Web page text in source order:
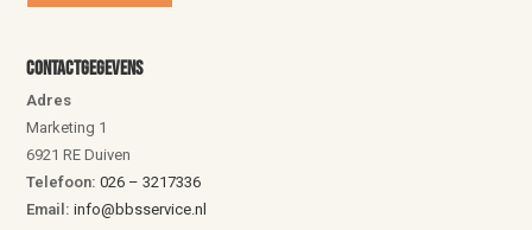
Contactgegevens
Adres
Marketing 1
6921 RE Duiven
Telefoon:026 – 3217336
Email: info@bbsservice.nl